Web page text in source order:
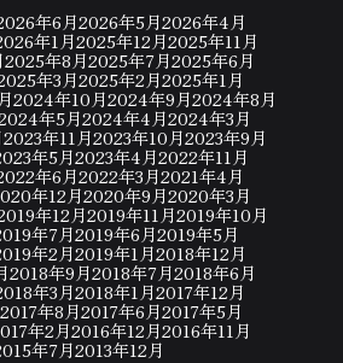
年6月2026年5月2026年4月
年1月2025年12月2025年11月
2025年8月2025年7月2025年6月
年3月2025年2月2025年1月
2024年10月2024年9月2024年8月
年5月2024年4月2024年3月
2023年11月2023年10月2023年9月
年5月2023年4月2022年11月
年6月2022年3月2021年4月
年12月2020年9月2020年3月
年12月2019年11月2019年10月
年7月2019年6月2019年5月
年2月2019年1月2018年12月
2018年9月2018年7月2018年6月
年3月2018年1月2017年12月
2017年8月2017年6月2017年5月
年2月2016年12月2016年11月
年7月2013年12月